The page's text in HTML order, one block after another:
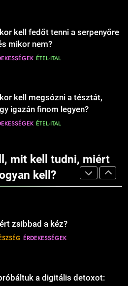
védjük meg otthonunkat
poloskáktól?
illik húzni a karikagyűrűt:
vagy bal kézre?
GYEREK-KAPCSOLATOK
mikor érdemes
a kezelést
válasszunk játékot
kell fedőt tenni a serpenyőre
mikor nem?
ÉTEL-ITAL
kell megsózni a tésztát,
igazán finom legyen?
ÉTEL-ITAL
kell a tésztát leszűrni, hogy
főjön túl?
ÉTEL-ITAL
kell a húst pihentetni sütés
mit kell tudni, miért
kell?
jelent az alacsony vas?
ÉRDEKESSÉGEK
fáj a váll?
ÉRDEKESSÉGEK
jelent az alacsony vérnyomás?
ÉRDEKESSÉGEK
zsibbad a kéz?
ÉRDEKESSÉGEK
a digitális detoxot: